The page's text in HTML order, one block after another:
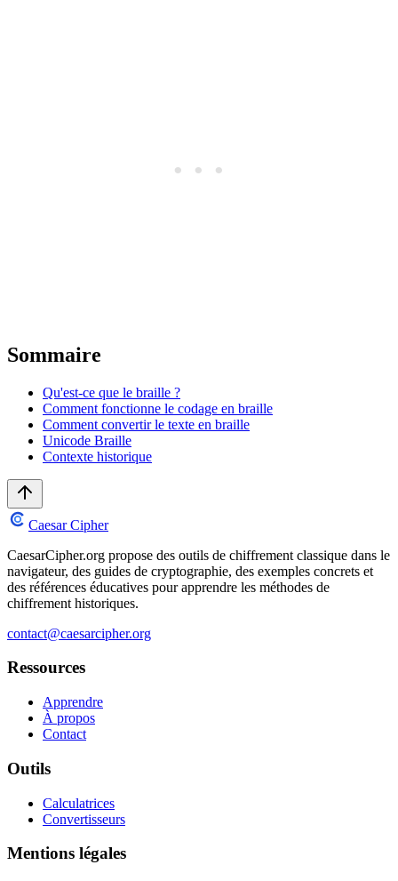
Sommaire
Qu'est-ce que le braille ?
Comment fonctionne le codage en braille
Comment convertir le texte en braille
Unicode Braille
Contexte historique
Caesar Cipher
CaesarCipher.org propose des outils de chiffrement classique dans le
navigateur, des guides de cryptographie, des exemples concrets et
des références éducatives pour apprendre les méthodes de
chiffrement historiques.
contact@caesarcipher.org
Ressources
Apprendre
À propos
Contact
Outils
Calculatrices
Convertisseurs
Mentions légales